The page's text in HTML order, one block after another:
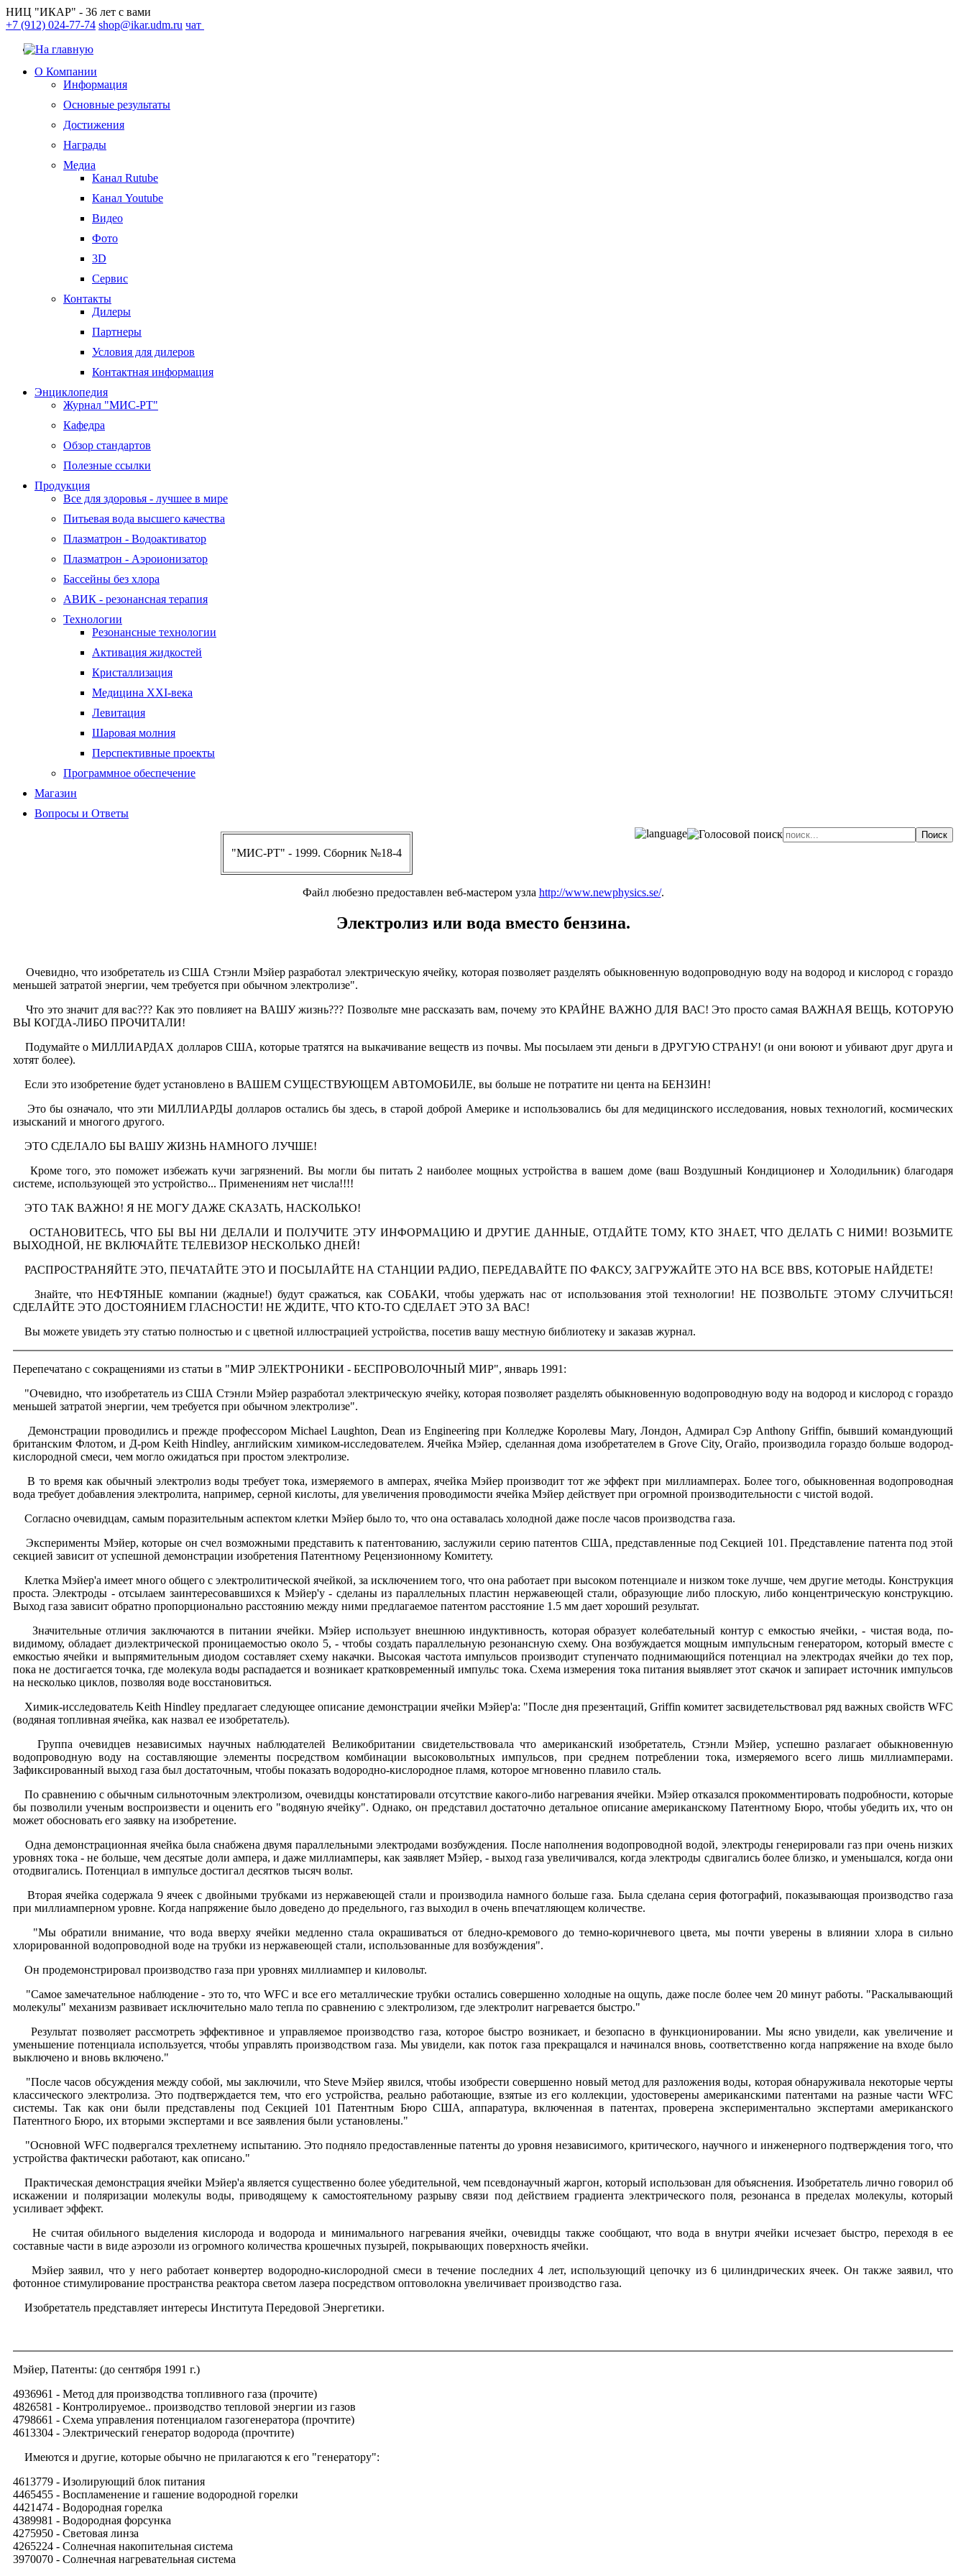
НИЦ "ИКАР" - 36 лет с вами
+7 (912) 024-77-74 shop@ikar.udm.ru чат
О Компании
Информация
Основные результаты
Достижения
Награды
Медиа
Канал Rutube
Канал Youtube
Видео
Фото
3D
Сервис
Контакты
Дилеры
Партнеры
Условия для дилеров
Контактная информация
Энциклопедия
Журнал "МИС-РТ"
Кафедра
Обзор стандартов
Полезные ссылки
Продукция
Все для здоровья - лучшее в мире
Питьевая вода высшего качества
Плазматрон - Водоактиватор
Плазматрон - Аэроионизатор
Бассейны без хлора
АВИК - резонансная терапия
Технологии
Резонансные технологии
Активация жидкостей
Кристаллизация
Медицина XXI-века
Левитация
Шаровая молния
Перспективные проекты
Программное обеспечение
Магазин
Вопросы и Ответы
"МИС-РТ" - 1999. Сборник №18-4
Файл любезно предоставлен веб-мастером узла http://www.newphysics.se/.
Электролиз или вода вместо бензина.
Очевидно, что изобретатель из США Стэнли Мэйер разработал электрическую ячейку, которая позволяет разделять обыкновенную водопроводную воду на водород и кислород с гораздо
меньшей затратой энергии, чем требуется при обычном электролизе".
Что это значит для вас??? Как это повлияет на ВАШУ жизнь??? Позвольте мне рассказать вам, почему это КРАЙНЕ ВАЖНО ДЛЯ ВАС! Это просто самая ВАЖНАЯ ВЕЩЬ, КОТОРУЮ
ВЫ КОГДА-ЛИБО ПРОЧИТАЛИ!
Подумайте о МИЛЛИАРДАХ долларов США, которые тратятся на выкачивание веществ из почвы. Мы посылаем эти деньги в ДРУГУЮ СТРАНУ! (и они воюют и убивают друг друга и
хотят более).
Если это изобретение будет установлено в ВАШЕМ СУЩЕСТВУЮЩЕМ АВТОМОБИЛЕ, вы больше не потратите ни цента на БЕНЗИН!
Это бы означало, что эти МИЛЛИАРДЫ долларов остались бы здесь, в старой доброй Америке и использовались бы для медицинского исследования, новых технологий, космических
изысканий и многого другого.
ЭТО СДЕЛАЛО БЫ ВАШУ ЖИЗНЬ НАМНОГО ЛУЧШЕ!
Кроме того, это поможет избежать кучи загрязнений. Вы могли бы питать 2 наиболее мощных устройства в вашем доме (ваш Воздушный Кондиционер и Холодильник) благодаря
системе, использующей это устройство... Применениям нет числа!!!!
ЭТО ТАК ВАЖНО! Я НЕ МОГУ ДАЖЕ СКАЗАТЬ, НАСКОЛЬКО!
ОСТАНОВИТЕСЬ, ЧТО БЫ ВЫ НИ ДЕЛАЛИ И ПОЛУЧИТЕ ЭТУ ИНФОРМАЦИЮ И ДРУГИЕ ДАННЫЕ, ОТДАЙТЕ ТОМУ, КТО ЗНАЕТ, ЧТО ДЕЛАТЬ С НИМИ! ВОЗЬМИТЕ
ВЫХОДНОЙ, НЕ ВКЛЮЧАЙТЕ ТЕЛЕВИЗОР НЕСКОЛЬКО ДНЕЙ!
РАСПРОСТРАНЯЙТЕ ЭТО, ПЕЧАТАЙТЕ ЭТО И ПОСЫЛАЙТЕ НА СТАНЦИИ РАДИО, ПЕРЕДАВАЙТЕ ПО ФАКСУ, ЗАГРУЖАЙТЕ ЭТО НА ВСЕ BBS, КОТОРЫЕ НАЙДЕТЕ!
Знайте, что НЕФТЯНЫЕ компании (жадные!) будут сражаться, как СОБАКИ, чтобы удержать нас от использования этой технологии! НЕ ПОЗВОЛЬТЕ ЭТОМУ СЛУЧИТЬСЯ!
СДЕЛАЙТЕ ЭТО ДОСТОЯНИЕМ ГЛАСНОСТИ! НЕ ЖДИТЕ, ЧТО КТО-ТО СДЕЛАЕТ ЭТО ЗА ВАС!
Вы можете увидеть эту статью полностью и с цветной иллюстрацией устройства, посетив вашу местную библиотеку и заказав журнал.
Перепечатано с сокращениями из статьи в "МИР ЭЛЕКТРОНИКИ - БЕСПРОВОЛОЧНЫЙ МИР", январь 1991:
"Очевидно, что изобретатель из США Стэнли Мэйер разработал электрическую ячейку, которая позволяет разделять обыкновенную водопроводную воду на водород и кислород с гораздо
меньшей затратой энергии, чем требуется при обычном электролизе".
Демонстрации проводились и прежде профессором Michael Laughton, Dean из Engineering при Колледже Королевы Mary, Лондон, Адмирал Сэр Anthony Griffin, бывший командующий
британским Флотом, и Д-ром Keith Hindley, английским химиком-исследователем. Ячейка Мэйер, сделанная дома изобретателем в Grove City, Огайо, производила гораздо больше водород-
кислородной смеси, чем могло ожидаться при простом электролизе.
В то время как обычный электролиз воды требует тока, измеряемого в амперах, ячейка Мэйер производит тот же эффект при миллиамперах. Более того, обыкновенная водопроводная
вода требует добавления электролита, например, серной кислоты, для увеличения проводимости ячейка Мэйер действует при огромной производительности с чистой водой.
Согласно очевидцам, самым поразительным аспектом клетки Мэйер было то, что она оставалась холодной даже после часов производства газа.
Эксперименты Мэйер, которые он счел возможными представить к патентованию, заслужили серию патентов США, представленные под Секцией 101. Представление патента под этой
секцией зависит от успешной демонстрации изобретения Патентному Рецензионному Комитету.
Клетка Мэйер'а имеет много общего с электролитической ячейкой, за исключением того, что она работает при высоком потенциале и низком токе лучше, чем другие методы. Конструкция
проста. Электроды - отсылаем заинтересовавшихся к Мэйер'у - сделаны из параллельных пластин нержавеющей стали, образующие либо плоскую, либо концентрическую конструкцию.
Выход газа зависит обратно пропорционально расстоянию между ними предлагаемое патентом расстояние 1.5 мм дает хороший результат.
Значительные отличия заключаются в питании ячейки. Мэйер использует внешнюю индуктивность, которая образует колебательный контур с емкостью ячейки, - чистая вода, по-
видимому, обладает диэлектрической проницаемостью около 5, - чтобы создать параллельную резонансную схему. Она возбуждается мощным импульсным генератором, который вместе с
емкостью ячейки и выпрямительным диодом составляет схему накачки. Высокая частота импульсов производит ступенчато поднимающийся потенциал на электродах ячейки до тех пор,
пока не достигается точка, где молекула воды распадается и возникает кратковременный импульс тока. Схема измерения тока питания выявляет этот скачок и запирает источник импульсов
на несколько циклов, позволяя воде восстановиться.
Химик-исследователь Keith Hindley предлагает следующее описание демонстрации ячейки Мэйер'а: "После дня презентаций, Griffin комитет засвидетельствовал ряд важных свойств WFC
(водяная топливная ячейка, как назвал ее изобретатель).
Группа очевидцев независимых научных наблюдателей Великобритании свидетельствовала что американский изобретатель, Стэнли Мэйер, успешно разлагает обыкновенную
водопроводную воду на составляющие элементы посредством комбинации высоковольтных импульсов, при среднем потреблении тока, измеряемого всего лишь миллиамперами.
Зафиксированный выход газа был достаточным, чтобы показать водородно-кислородное пламя, которое мгновенно плавило сталь.
По сравнению с обычным сильноточным электролизом, очевидцы констатировали отсутствие какого-либо нагревания ячейки. Мэйер отказался прокомментировать подробности, которые
бы позволили ученым воспроизвести и оценить его "водяную ячейку". Однако, он представил достаточно детальное описание американскому Патентному Бюро, чтобы убедить их, что он
может обосновать его заявку на изобретение.
Одна демонстрационная ячейка была снабжена двумя параллельными электродами возбуждения. После наполнения водопроводной водой, электроды генерировали газ при очень низких
уровнях тока - не больше, чем десятые доли ампера, и даже миллиамперы, как заявляет Мэйер, - выход газа увеличивался, когда электроды сдвигались более близко, и уменьшался, когда они
отодвигались. Потенциал в импульсе достигал десятков тысяч вольт.
Вторая ячейка содержала 9 ячеек с двойными трубками из нержавеющей стали и производила намного больше газа. Была сделана серия фотографий, показывающая производство газа
при миллиамперном уровне. Когда напряжение было доведено до предельного, газ выходил в очень впечатляющем количестве.
"Мы обратили внимание, что вода вверху ячейки медленно стала окрашиваться от бледно-кремового до темно-коричневого цвета, мы почти уверены в влиянии хлора в сильно
хлорированной водопроводной воде на трубки из нержавеющей стали, использованные для возбуждения".
Он продемонстрировал производство газа при уровнях миллиампер и киловольт.
"Самое замечательное наблюдение - это то, что WFC и все его металлические трубки остались совершенно холодные на ощупь, даже после более чем 20 минут работы. "Раскалывающий
молекулы" механизм развивает исключительно мало тепла по сравнению с электролизом, где электролит нагревается быстро."
Результат позволяет рассмотреть эффективное и управляемое производство газа, которое быстро возникает, и безопасно в функционировании. Мы ясно увидели, как увеличение и
уменьшение потенциала используется, чтобы управлять производством газа. Мы увидели, как поток газа прекращался и начинался вновь, соответственно когда напряжение на входе было
выключено и вновь включено."
"После часов обсуждения между собой, мы заключили, что Steve Мэйер явился, чтобы изобрести совершенно новый метод для разложения воды, которая обнаруживала некоторые черты
классического электролиза. Это подтверждается тем, что его устройства, реально работающие, взятые из его коллекции, удостоверены американскими патентами на разные части WFC
системы. Так как они были представлены под Секцией 101 Патентным Бюро США, аппаратура, включенная в патентах, проверена экспериментально экспертами американского
Патентного Бюро, их вторыми экспертами и все заявления были установлены."
"Основной WFC подвергался трехлетнему испытанию. Это подняло предоставленные патенты до уровня независимого, критического, научного и инженерного подтверждения того, что
устройства фактически работают, как описано."
Практическая демонстрация ячейки Мэйер'а является существенно более убедительной, чем псевдонаучный жаргон, который использован для объяснения. Изобретатель лично говорил об
искажении и поляризации молекулы воды, приводящему к самостоятельному разрыву связи под действием градиента электрического поля, резонанса в пределах молекулы, который
усиливает эффект.
Не считая обильного выделения кислорода и водорода и минимального нагревания ячейки, очевидцы также сообщают, что вода в внутри ячейки исчезает быстро, переходя в ее
составные части в виде аэрозоли из огромного количества крошечных пузырей, покрывающих поверхность ячейки.
Мэйер заявил, что у него работает конвертер водородно-кислородной смеси в течение последних 4 лет, использующий цепочку из 6 цилиндрических ячеек. Он также заявил, что
фотонное стимулирование пространства реактора светом лазера посредством оптоволокна увеличивает производство газа.
Изобретатель представляет интересы Института Передовой Энергетики.
Мэйер, Патенты: (до сентября 1991 г.)
4936961 - Метод для производства топливного газа (прочите)
4826581 - Контролируемое.. производство тепловой энергии из газов
4798661 - Схема управления потенциалом газогенератора (прочтите)
4613304 - Электрический генератор водорода (прочтите)
Имеются и другие, которые обычно не прилагаются к его "генератору":
4613779 - Изолирующий блок питания
4465455 - Воспламенение и гашение водородной горелки
4421474 - Водородная горелка
4389981 - Водородная форсунка
4275950 - Световая линза
4265224 - Солнечная накопительная система
3970070 - Солнечная нагревательная система